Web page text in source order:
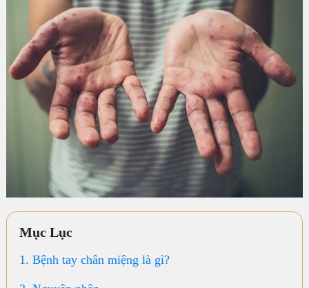
Mục Lục
1. Bệnh tay chân miệng là gì?